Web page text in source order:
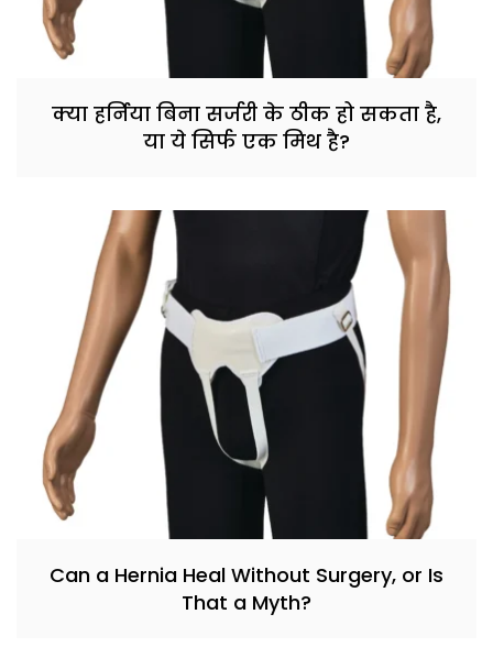
क्या हर्निया बिना सर्जरी के ठीक हो सकता है,
या ये सिर्फ एक मिथ है?
Can a Hernia Heal Without Surgery, or Is
That a Myth?